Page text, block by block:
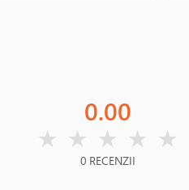
0.00
★ ★ ★ ★ ★
0 RECENZII